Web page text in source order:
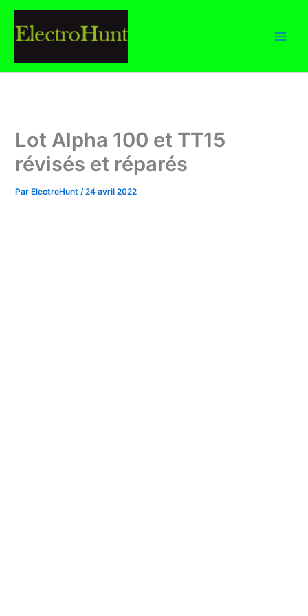
Aller
contenu
Lot Alpha 100 et TT15
révisés et réparés
Par ElectroHunt/24 avril 2022